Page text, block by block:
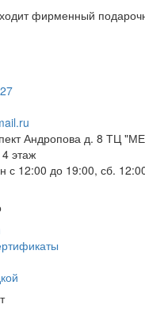
фирменный
Андропова д. 8 ТЦ
этаж
с 12:00 до 19:00, сб.